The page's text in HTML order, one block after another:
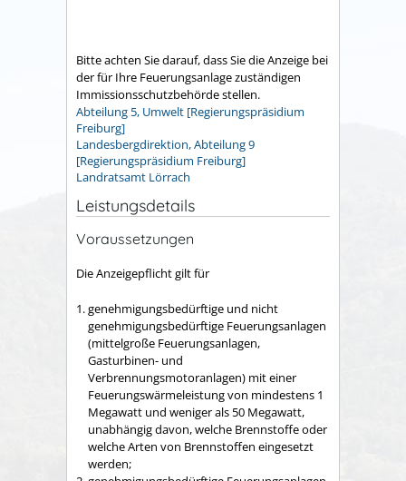
Bitte achten Sie darauf, dass Sie die Anzeige bei
der für Ihre Feuerungsanlage zuständigen
Immissionsschutzbehörde stellen.
Abteilung 5, Umwelt [Regierungspräsidium
Freiburg]
Landesbergdirektion, Abteilung 9
[Regierungspräsidium Freiburg]
Landratsamt Lörrach
Leistungsdetails
Voraussetzungen
Die Anzeigepflicht gilt für
genehmigungsbedürftige und nicht
genehmigungsbedürftige Feuerungsanlagen
(mittelgroße Feuerungsanlagen,
Gasturbinen- und
Verbrennungsmotoranlagen) mit einer
Feuerungswärmeleistung von mindestens 1
Megawatt und weniger als 50 Megawatt,
unabhängig davon, welche Brennstoffe oder
welche Arten von Brennstoffen eingesetzt
werden;